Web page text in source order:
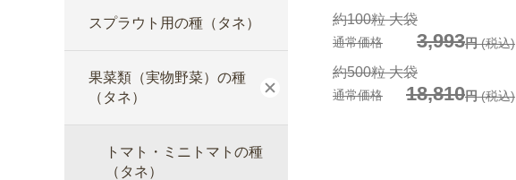
スプラウト用の種（タネ）
果菜類（実物野菜）の種
（タネ）
トマト・ミニトマトの種
（タネ）
約100粒 大袋
通常価格 3,993円(税込)
約500粒 大袋
通常価格 18,810円(税込)